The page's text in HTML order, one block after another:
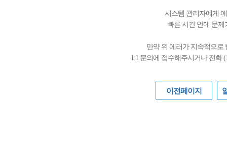
시스템 관리자에게
빠른 시간 안에 문
만약 위 에러가 지속적으로
1:1 문의에 접수해주시거나 전화 (
이전페이지